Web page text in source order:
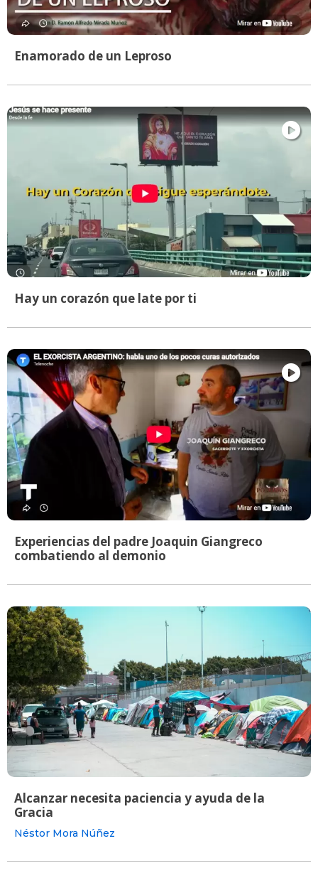
Enamorado de un Leproso
Hay un corazón que late por ti
Experiencias del padre Joaquin Giangreco
combatiendo al demonio
Alcanzar necesita paciencia y ayuda de la
Gracia
Néstor Mora Núñez